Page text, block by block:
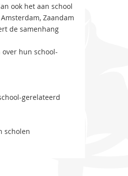
ook het aan school
Zaandam
de samenhang
hun school-
gerelateerd
scholen